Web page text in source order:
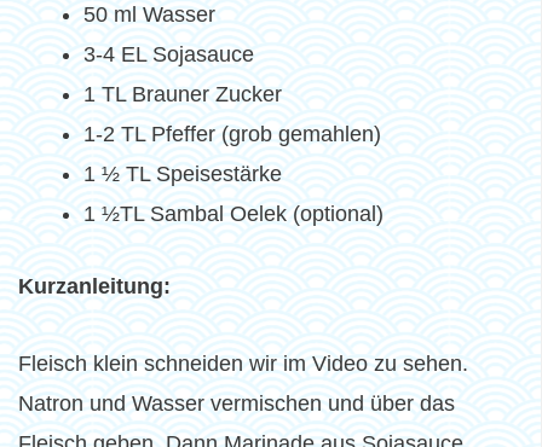
50 ml Wasser
3-4 EL Sojasauce
1 TL Brauner Zucker
1-2 TL Pfeffer (grob gemahlen)
1 ½ TL Speisestärke
1 ½TL Sambal Oelek (optional)
Kurzanleitung:
Fleisch klein schneiden wir im Video zu sehen.
Natron und Wasser vermischen und über das